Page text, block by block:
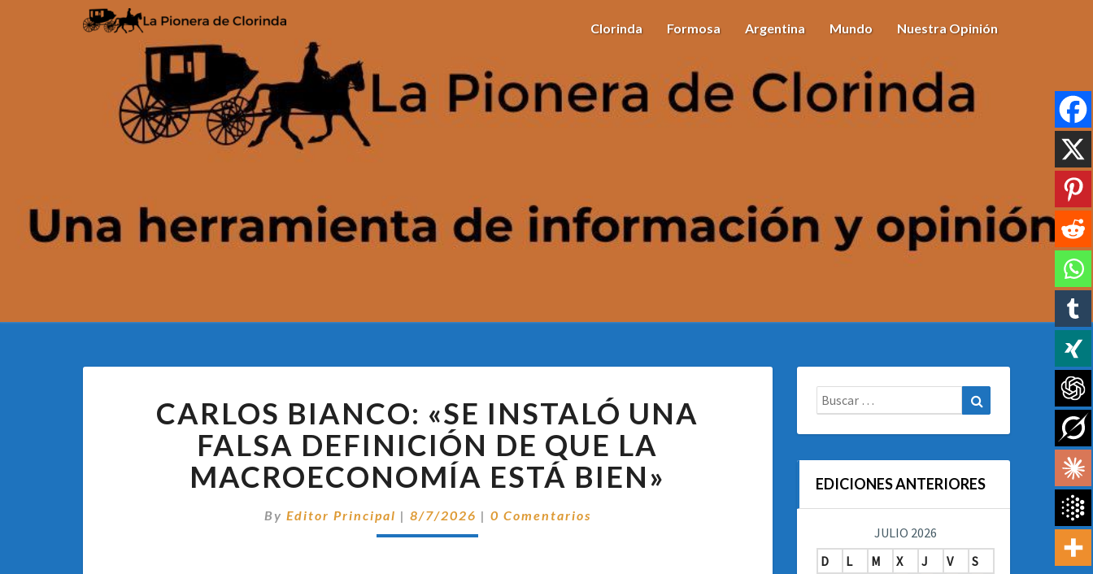
Clorinda Formosa Argentina Mundo Nuestra Opinión
BIANCO:
«SE
INSTALÓ
UNA
FALSA
DEFINICIÓN
DE
CARLOS BIANCO: «SE INSTALÓ UNA
FALSA DEFINICIÓN DE QUE LA
MACROECONOMÍA ESTÁ BIEN»
By Editor Principal | 8/7/2026 | Comentarios
0 Comentarios
Buscar:
EDICIONES ANTERIORES
JULIO 2026
D
L M X J V
S